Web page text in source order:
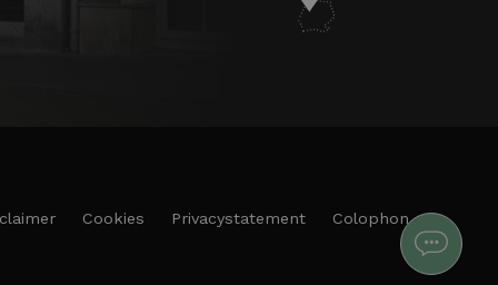
Cookies Privacystatement Colophon